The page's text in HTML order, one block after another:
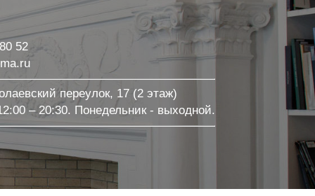
52
переулок, 17 (2 этаж)
– 20:30. Понедельник - выходной.